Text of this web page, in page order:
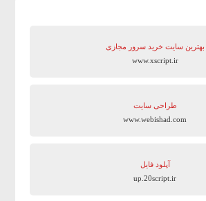
بهترین سایت‌ خرید سرور مجازی
www.xscript.ir
طراحی سایت
www.webishad.com
آپلود فایل
up.20script.ir